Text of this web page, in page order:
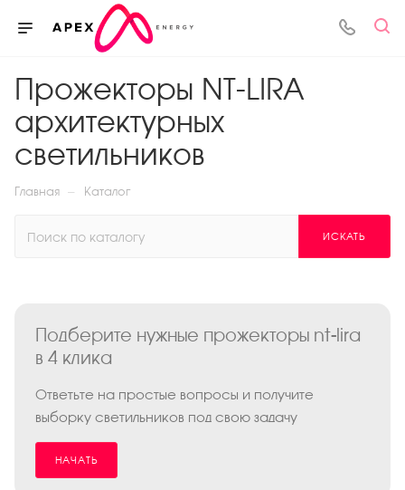
Прожекторы NT-LIRA
архитектурных
светильников
Главная — Каталог
ИСКАТЬ
Подберите нужные прожекторы nt-lira
в 4 клика
Ответьте на простые вопросы и получите
выборку светильников под свою задачу
НАЧАТЬ